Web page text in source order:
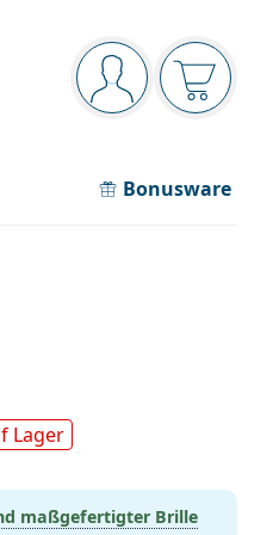
Navigationsleiste
Sie sind Der
Bonusware
Lager
maßgefertigter Brille